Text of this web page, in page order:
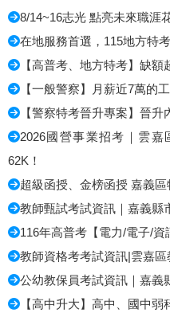
8/14~16志光 點亮未來職涯
在地服務首選，115地方特
【高普考、地方特考】缺額
【一般警察】月薪近7萬的
【警察特考晉升專案】晉
2026國營事業招考｜雲
62K！
超級函授、金榜函授 嘉義
教師甄試考試資訊｜嘉義縣
116年高普考【電力/電子/
教師資格考考試資訊|雲嘉
公幼教保員考試資訊｜嘉義
【高中升大】高中、國中